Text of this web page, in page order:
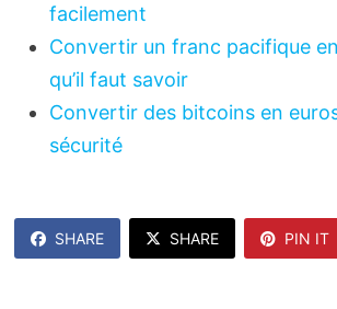
facilement
Convertir un franc pacifique
qu’il faut savoir
Convertir des bitcoins en
sécurité
SHARE SHARE PIN IT